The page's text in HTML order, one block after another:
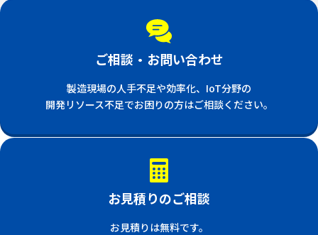
ご相談・お問い合わせ
製造現場の人手不足や効率化、IoT分野の
開発リソース不足でお困りの方はご相談ください。
お見積りのご相談
お見積りは無料です。